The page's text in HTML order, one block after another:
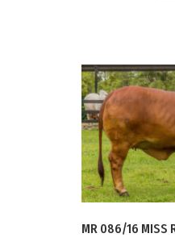
MR 086/16 MISS